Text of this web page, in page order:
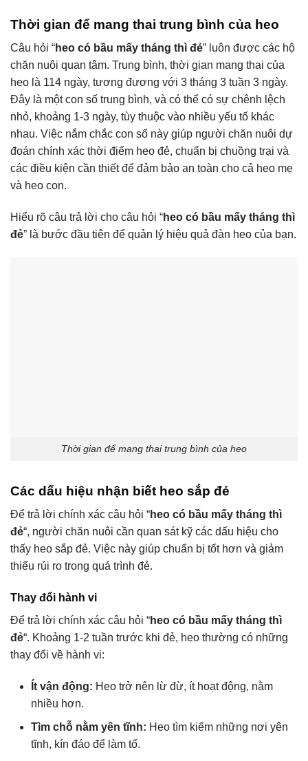
Thời gian để mang thai trung bình của heo
Câu hỏi “heo có bầu mấy tháng thì đẻ” luôn được các hộ
chăn nuôi quan tâm. Trung bình, thời gian mang thai của
heo là 114 ngày, tương đương với 3 tháng 3 tuần 3 ngày.
Đây là một con số trung bình, và có thể có sự chênh lệch
nhỏ, khoảng 1-3 ngày, tùy thuộc vào nhiều yếu tố khác
nhau. Việc nắm chắc con số này giúp người chăn nuôi dự
đoán chính xác thời điểm heo đẻ, chuẩn bị chuồng trại và
các điều kiện cần thiết để đảm bảo an toàn cho cả heo mẹ
và heo con.
Hiểu rõ câu trả lời cho câu hỏi “heo có bầu mấy tháng thì
đẻ” là bước đầu tiên để quản lý hiệu quả đàn heo của bạn.
Thời gian để mang thai trung bình của heo
Các dấu hiệu nhận biết heo sắp đẻ
Để trả lời chính xác câu hỏi “heo có bầu mấy tháng thì
đẻ“, người chăn nuôi cần quan sát kỹ các dấu hiệu cho
thấy heo sắp đẻ. Việc này giúp chuẩn bị tốt hơn và giảm
thiểu rủi ro trong quá trình đẻ.
Thay đổi hành vi
Để trả lời chính xác câu hỏi “heo có bầu mấy tháng thì
đẻ“. Khoảng 1-2 tuần trước khi đẻ, heo thường có những
thay đổi về hành vi:
Ít vận động: Heo trở nên lừ đừ, ít hoạt động, nằm
nhiều hơn.
Tìm chỗ nằm yên tĩnh: Heo tìm kiếm những nơi yên
tĩnh, kín đáo để làm tổ.